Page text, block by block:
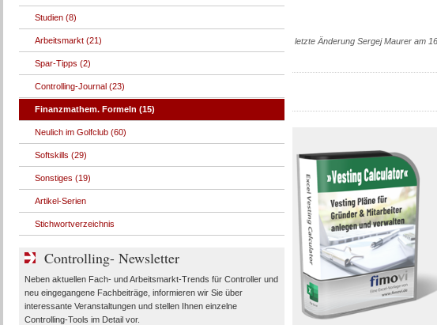
letzte Änderung Sergej Maurer am
Studien (8)
Arbeitsmarkt (21)
Spar-Tipps (2)
Controlling-Journal (23)
Finanzmathem. Formeln (15)
Neulich im Golfclub (60)
Softskills (29)
Sonstiges (19)
Artikel-Serien
Stichwortverzeichnis
Controlling- Newsletter
Neben aktuellen Fach- und Arbeitsmarkt-Trends für Controller und
neu eingegangene Fachbeiträge, informieren wir Sie über
interessante Veranstaltungen und stellen Ihnen einzelne
Controlling-Tools im Detail vor.